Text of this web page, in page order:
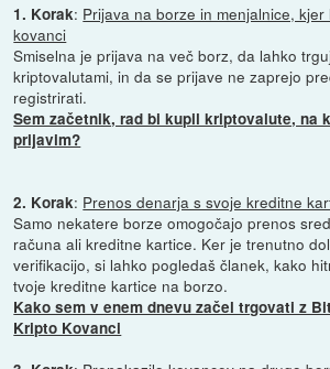
1. Korak: Prijava na borze in menjalnice,
kovanci
Smiselna je prijava na več borz, da lahko
kriptovalutami, in da se prijave ne zaprejo
registrirati.
Sem začetnik, rad bi kupil kriptovalute, na
prijavim?
2. Korak: Prenos denarja s svoje kreditne
Samo nekatere borze omogočajo prenos
računa ali kreditne kartice. Ker je trenutno
verifikacijo, si lahko pogledaš članek, kako
tvoje kreditne kartice na borzo.
Kako sem v enem dnevu začel trgovati z
Kripto Kovanci